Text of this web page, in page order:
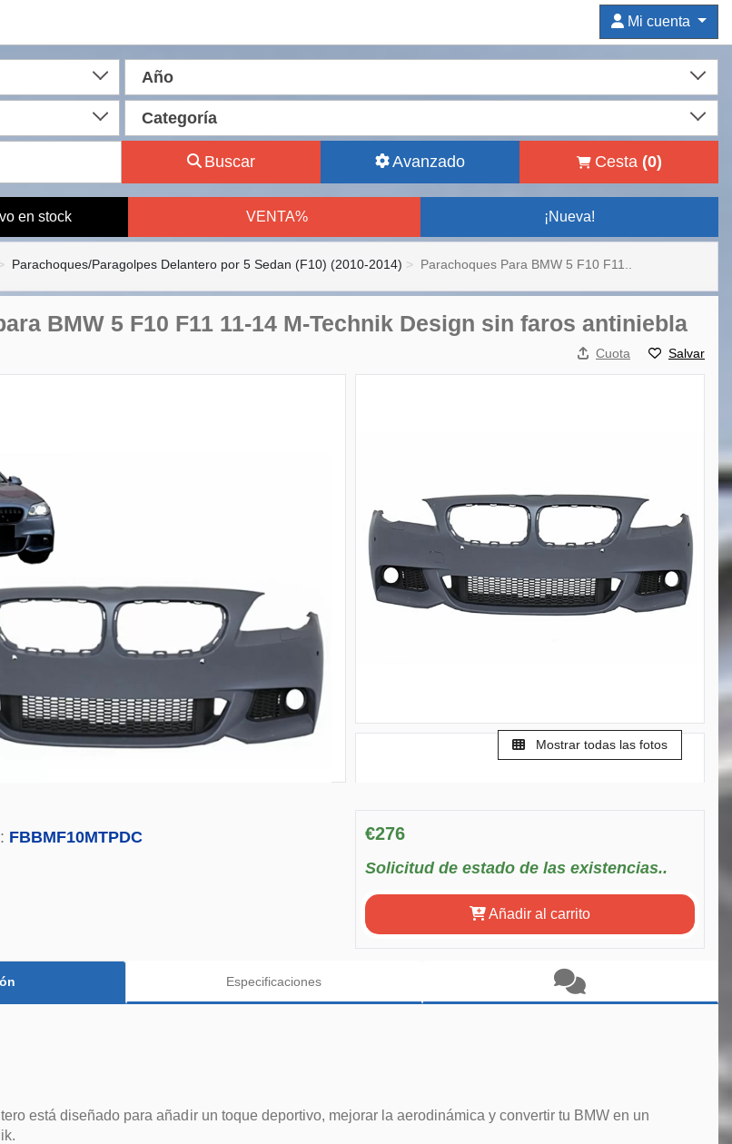
Mi cuenta
Año
Categoría
Buscar Avanzado Cesta (0)
en stock VENTA% ¡Nueva!
Parachoques/Paragolpes Delantero por 5 Sedan (F10) (2010-2014) Parachoques Para BMW 5 F10 F11..
BMW 5 F10 F11 11-14 M-Technik Design sin faros antiniebla
Cuota Salvar
Mostrar todas las fotos
FBBMF10MTPDC €276
Solicitud de estado de las existencias..
Añadir al carrito
Especificaciones
está diseñado para añadir un toque deportivo, mejorar la aerodinámica y convertir tu BMW en un